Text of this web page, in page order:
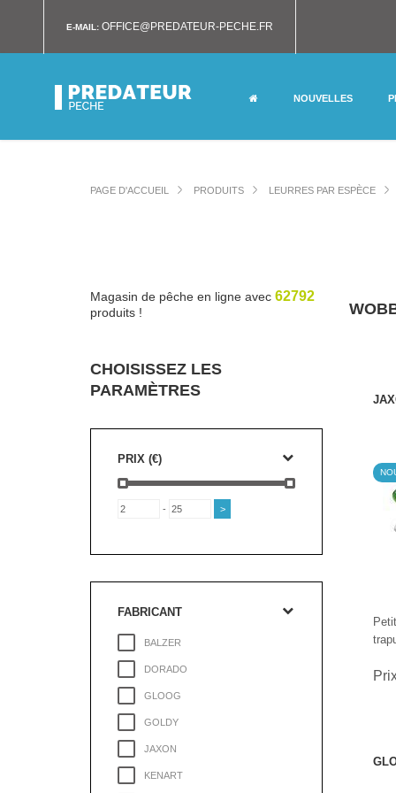
E-MAIL: OFFICE@PREDATEUR-PECHE.FR
NOUVELLES
PAGE D'ACCUEIL PRODUITS LEURRES PAR ESPÈCE
Magasin de pêche en ligne avec 62792
produits !
CHOISISSEZ LES
PARAMÈTRES
PRIX (€)
-
FABRICANT
BALZER
DORADO
GLOOG
GOLDY
JAXON
KENART